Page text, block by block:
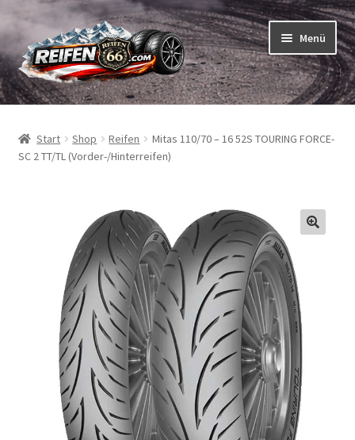
Zur
Navigation
springen
Zum
Inhalt
springen
Menü
Reifen
Schläuche
Reifentests
Kontakt
Start Shop Reifen
Mitas 110/70 – 16 52S TOURING FORCE-
SC 2 TT/TL (Vorder-/Hinterreifen)